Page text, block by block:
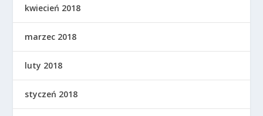
kwiecień 2018
marzec 2018
luty 2018
styczeń 2018